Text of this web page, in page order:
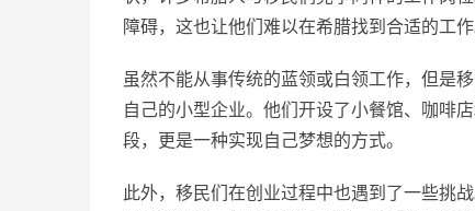
障碍，这也让他们难以在希腊找到合适的工作
虽然不能从事传统的蓝领或白领工作，但是
自己的小型企业。他们开设了小餐馆、咖啡
段，更是一种实现自己梦想的方式。
此外，移民们在创业过程中也遇到了一些挑